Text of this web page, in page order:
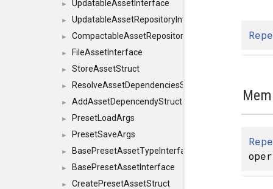
► UpdatableAssetInterface
► UpdatableAssetRepositoryInterface
► CompactableAssetRepositoryInterface
► FileAssetInterface
► StoreAssetStruct
► ResolveAssetDependenciesStruct
► AddAssetDepencendyStruct
► PresetLoadArgs
► PresetSaveArgs
► BasePresetAssetTypeInterface
► BasePresetAssetInterface
► CreatePresetAssetStruct